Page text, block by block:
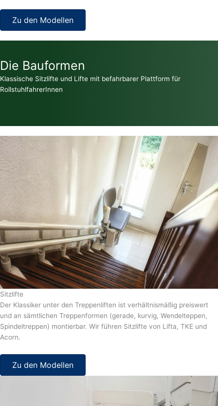
Zu den Modellen
Die Bauformen
Klassische Sitzlifte und Lifte mit befahrbarer Plattform für
RollstuhlfahrerInnen
Sitzlifte
Der Klassiker unter den Treppenliften ist verhältnismäßig preiswert
und an sämtlichen Treppenformen (gerade, kurvig, Wendelteppen,
Spindeltreppen) montierbar. Wir führen Sitzlifte von Lifta, TKE und
Acorn.
Zu den Modellen